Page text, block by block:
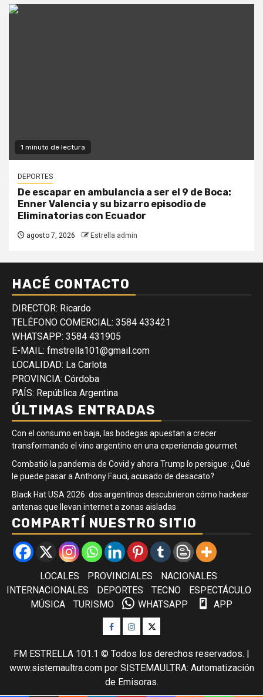
1 minuto de lectura
DEPORTES
De escapar en ambulancia a ser el 9 de Boca:
Enner Valencia y su bizarro episodio de
Eliminatorias con Ecuador
agosto 7, 2026 Estrella admin
HACÉ CONTACTO
DIRECTOR: Ricardo
TELÉFONO COMERCIAL: 3584 433421
WHATSAPP: 3584 431905
E-MAIL: fmstrella101@gmail.com
LOCALIDAD: La Carlota
PROVINCIA: Córdoba
PAÍS: República Argentina
ÚLTIMAS ENTRADAS
Con el consumo en baja, las bodegas apuestan a crecer
transformando el vino argentino en una experiencia gourmet
Combatió la pandemia de Covid y ahora Trump lo persigue: ¿Qué
le puede pasar a Anthony Fauci, acusado de desacato?
Black Hat USA 2026: dos argentinos descubrieron cómo hackear
antenas que llevan internet a zonas aisladas
COMPARTÍ NUESTRO SITIO
LOCALES PROVINCIALES
NACIONALES
INTERNACIONALES
DEPORTES TECNO
ESPECTÁCULO
MÚSICA
TURISMO WHATSAPP APP
Facebook
Instagram
Twitter
FM ESTRELLA 101.1 © Todos los derechos reservados. |
www.sistemaultra.compor SISTEMAULTRA: Automatización
de Emisoras.